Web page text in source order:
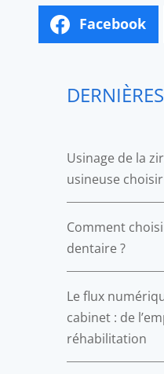
Facebook
Usinage de la
usineuse choisir
Comment
dentaire ?
Le flux
cabinet : de
réhabilitation